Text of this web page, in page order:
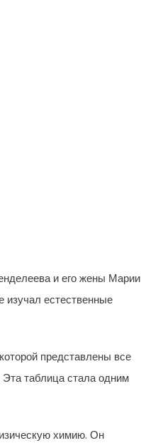
и его жены Марии
изучал естественные
представлены все
таблица стала одним
химию. Он